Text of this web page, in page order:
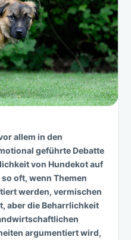
allem in den
geführte Debatte
von Hundekot auf
oft, wenn Themen
werden, vermischen
aber die Beharrlichkeit
argumentiert wird,